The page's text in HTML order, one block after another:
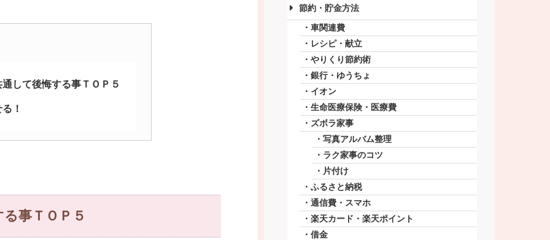
して後悔する事ＴＯＰ５
！
事ＴＯＰ５
節約・貯金方法
車関連費
レシピ・献立
やりくり節約術
銀行・ゆうちょ
イオン
生命医療保険・医療費
ズボラ家事
写真アルバム整理
ラク家事のコツ
片付け
ふるさと納税
通信費・スマホ
楽天カード・楽天ポイント
借金